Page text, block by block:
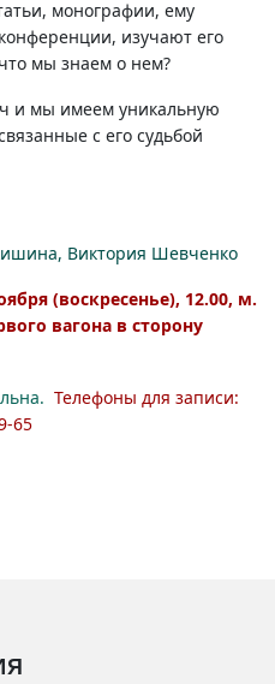
монографии, ему
изучают его
мы знаем о нем?
и мы имеем уникальную
с его судьбой
Виктория Шевченко
(воскресенье), 12.00, м.
вагона в сторону
Телефоны для записи:
65